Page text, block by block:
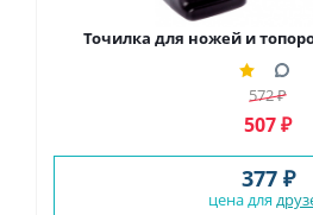
Точилка для ножей и
572₽
507₽
377 ₽
цена для